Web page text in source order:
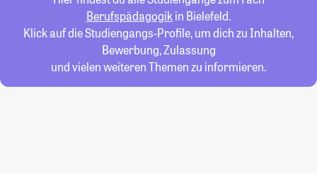
Berufspädagogikin Bielefeld.
Klick auf die Studiengangs-Profile, um dich zu Inhalten,
Bewerbung, Zulassung
und vielen weiteren Themen zu informieren.